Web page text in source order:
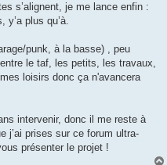
s’alignent, je me lance enfin :
y’a plus qu’à.
punk, à la basse) , peu
le taf, les petits, les travaux,
loisirs donc ça n'avancera
intervenir, donc il me reste à
j’ai prises sur ce forum ultra-
présenter le projet !